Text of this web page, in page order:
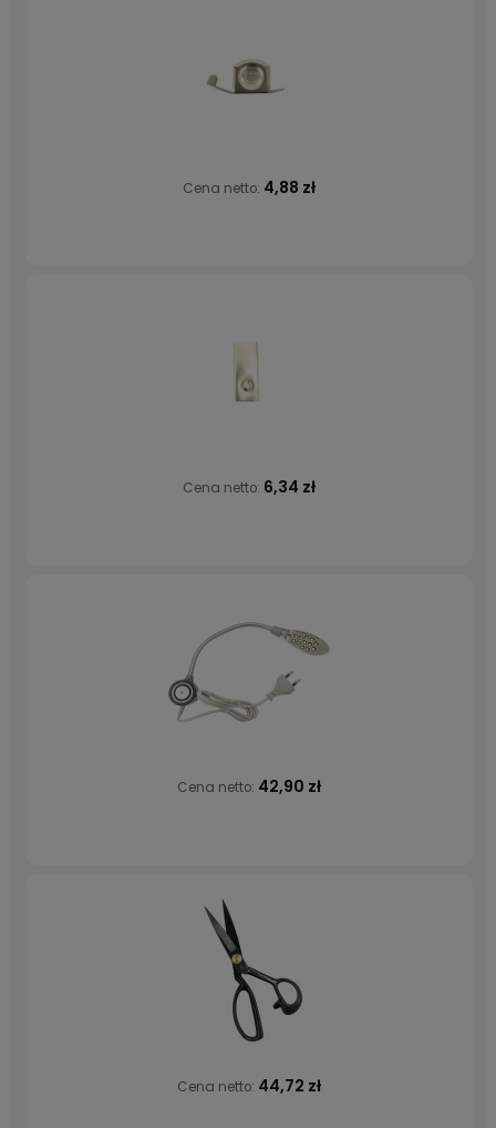
Cena netto: 4,88 zł
Cena netto: 6,34 zł
Cena netto: 42,90 zł
Cena netto: 44,72 zł